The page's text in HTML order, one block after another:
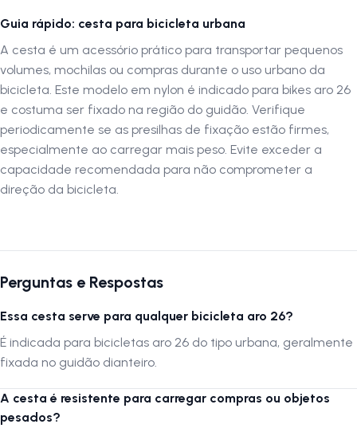
Guia rápido: cesta para bicicleta urbana
A cesta é um acessório prático para transportar pequenos
volumes, mochilas ou compras durante o uso urbano da
bicicleta. Este modelo em nylon é indicado para bikes aro 26
e costuma ser fixado na região do guidão. Verifique
periodicamente se as presilhas de fixação estão firmes,
especialmente ao carregar mais peso. Evite exceder a
capacidade recomendada para não comprometer a
direção da bicicleta.
Perguntas e Respostas
Essa cesta serve para qualquer bicicleta aro 26?
É indicada para bicicletas aro 26 do tipo urbana, geralmente
fixada no guidão dianteiro.
A cesta é resistente para carregar compras ou objetos
pesados?